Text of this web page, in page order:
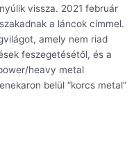
vissza. 2021 február
a láncok címmel.
amely nem riad
feszegetésétől, és a
heavy metal
belül “korcs metal”